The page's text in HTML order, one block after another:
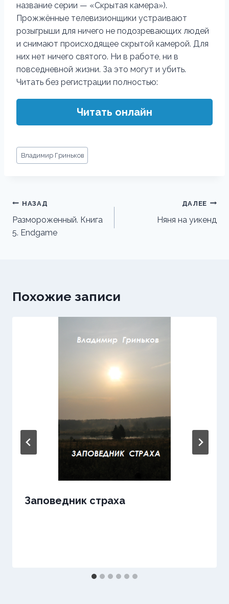
название серии — «Скрытая камера»).
Прожжённые телевизионщики устраивают
розыгрыши для ничего не подозревающих людей
и снимают происходящее скрытой камерой. Для
них нет ничего святого. Ни в работе, ни в
повседневной жизни. За это могут и убить.
Читать без регистрации полностью:
Читать онлайн
Метки
записи:
Владимир Гриньков
Навигация
по
записям
НАЗАД
Размороженный. Книга
5. Endgame
ДАЛЕЕ
Няня на уикенд
Похожие записи
Заповедник страха